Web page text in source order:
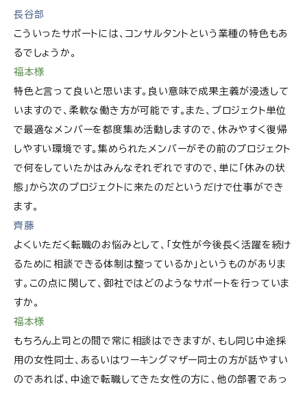
長谷部
こういったサポートには、コンサルタントという業種の特色もあ
るでしょうか。
福本様
特色と言って良いと思います。良い意味で成果主義が浸透して
いますので、柔軟な働き方が可能です。また、プロジェクト単位
で最適なメンバーを都度集め活動しますので、休みやすく復帰
しやすい環境です。集められたメンバーがその前のプロジェクト
で何をしていたかはみんなそれぞれですので、単に「休みの状
態」から次のプロジェクトに来たのだというだけで仕事ができ
ます。
齊藤
よくいただく転職のお悩みとして、「女性が今後長く活躍を続け
るために相談できる体制は整っているか」というものがありま
す。この点に関して、御社ではどのようなサポートを行っていま
すか。
福本様
もちろん上司との間で常に相談はできますが、もし同じ中途採
用の女性同士、あるいはワーキングマザー同士の方が話やすい
のであれば、中途で転職してきた女性の方に、他の部署であっ